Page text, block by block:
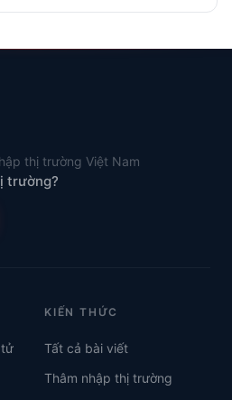
trì khả năng tiếp cận thị
thị trường Việt Nam
trường?
KIẾN THỨC
Tất cả bài viết
Thâm nhập thị trường